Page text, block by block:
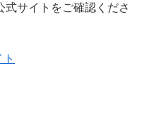
式サイトをご確認くださ